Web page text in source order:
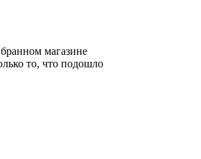
магазине
то, что подошло